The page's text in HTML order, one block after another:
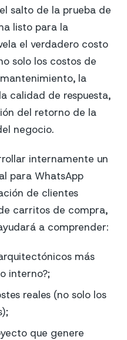
salto de la prueba de
listo para la
el verdadero costo
solo los costos de
la
calidad de respuesta,
del retorno de la
negocio.
internamente un
para WhatsApp
de clientes
carritos de compra,
a comprender:
más
interno?;
reales (no solo los
que genere